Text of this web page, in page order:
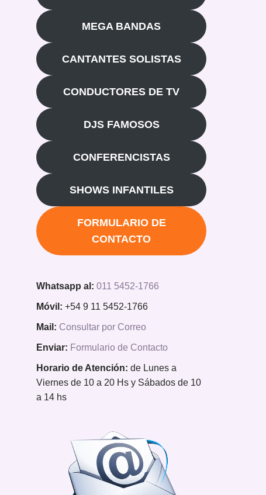
MEGA BANDAS
CANTANTES SOLISTAS
CONDUCTORES DE TV
DJS FAMOSOS
CONFERENCISTAS
SHOWS INFANTILES
FORMULARIO DE
CONTACTO
Whatsapp al: 011 5452-1766
Móvil: +54 9 11 5452-1766
Mail: Consultar por Correo
Enviar: Formulario de Contacto
Horario de Atención: de Lunes a
Viernes de 10 a 20 Hs y Sábados de 10
a 14 hs